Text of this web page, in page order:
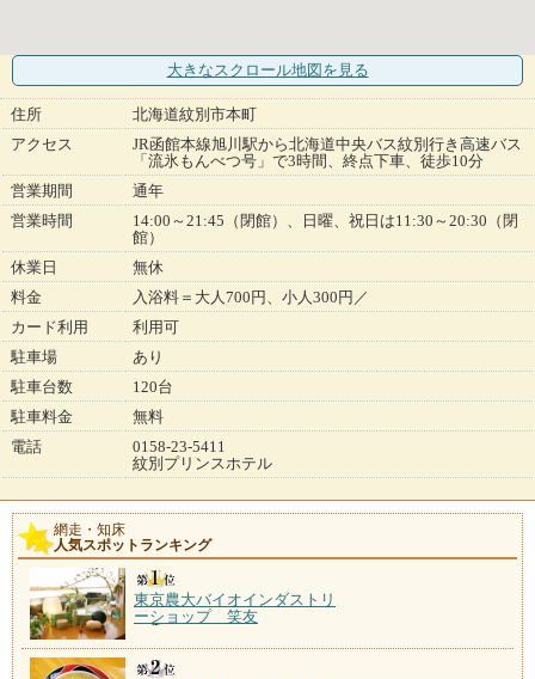
大きなスクロール地図 を見る
住所
北海道紋別市本町
アクセス
JR函館本線旭川駅から北海道中央バス紋別行き高速バス
「流氷もんべつ号」で3時間、終点下車、徒歩10分
営業期間
通年
営業時間
14:00～21:45（閉館）、日曜、祝日は11:30～20:30（閉
館）
休業日
無休
料金
入浴料＝大人700円、小人300円／
カード利用
利用可
駐車場
あり
駐車台数
120台
駐車料金
無料
電話
0158-23-5411
紋別プリンスホテル
網走・知床
人気スポットランキング
東京農大バイオインダストリ
ーショップ 笑友